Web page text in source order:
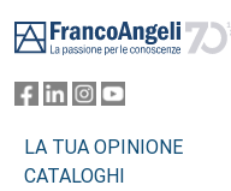
LA TUA OPINIONE
CATALOGHI